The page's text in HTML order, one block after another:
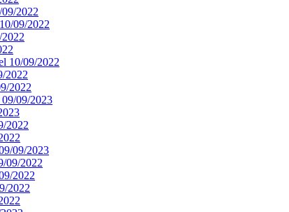
2022
09/2022
10/09/2022
2022
2022
09/2023
2022
09/2023
09/2022
2022
2022